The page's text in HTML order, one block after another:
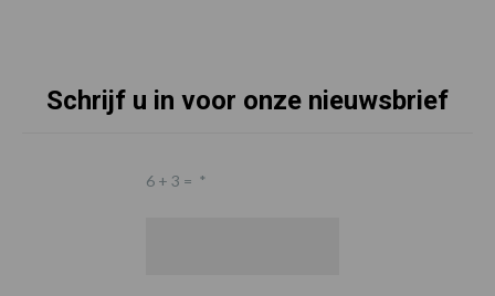
Schrijf u in voor onze nieuwsbrief
6 + 3 = *